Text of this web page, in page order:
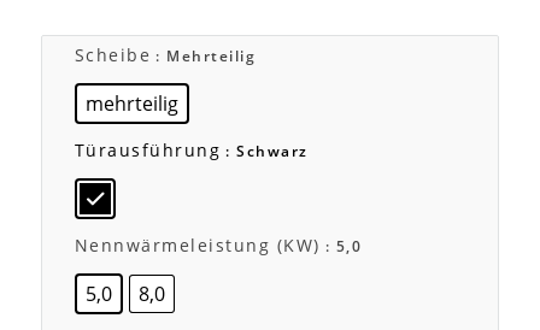
Scheibe : Mehrteilig
mehrteilig
Türausführung : Schwarz
Nennwärmeleistung (kW) : 5,0
5,0 8,0